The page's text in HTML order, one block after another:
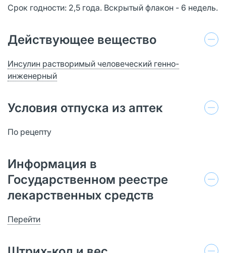
Срок годности: 2,5 года. Вскрытый флакон - 6 недель.
Действующее вещество
Инсулин растворимый человеческий генно-
инженерный
Условия отпуска из аптек
По рецепту
Информация в
Государственном реестре
лекарственных средств
Перейти